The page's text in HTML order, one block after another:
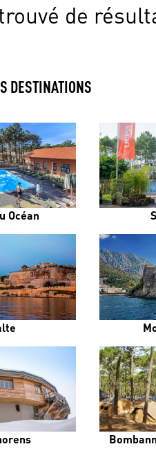
de
DESTINATIONS
Océan